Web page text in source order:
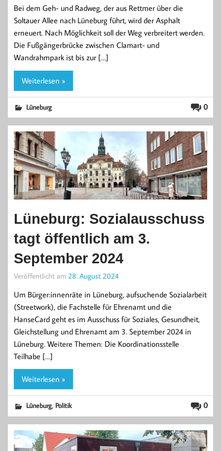
Bei dem Geh- und Radweg, der aus Rettmer über die
Soltauer Allee nach Lüneburg führt, wird der Asphalt
erneuert. Nach Möglichkeit soll der Weg verbreitert werden.
Die Fußgängerbrücke zwischen Clamart- und
Wandrahmpark ist bis zur […]
Weiterlesen »
0
Lüneburg
Lüneburg: Sozialausschuss
tagt öffentlich am 3.
September 2024
Veröffentlicht am 28. August 2024
Um Bürger:innenräte in Lüneburg, aufsuchende Sozialarbeit
(Streetwork), die Fachstelle für Ehrenamt und die
HanseCard geht es im Ausschuss für Soziales, Gesundheit,
Gleichstellung und Ehrenamt am 3. September 2024 in
Lüneburg. Weitere Themen: Die Koordinationsstelle
Teilhabe […]
Weiterlesen »
0
Lüneburg, Politik